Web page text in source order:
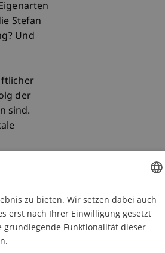
Stefan
Und
der
sind.
den
die
der
Hauptteil
GERMAN
ENGLISH
zu bieten. Wir setzen dabei auch
erst nach Ihrer Einwilligung gesetzt
Funktionalität dieser